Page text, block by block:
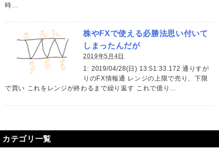
時…
株やFXで使える必勝法思い付いて
しまったんだが
2019年5月4日
1: 2019/04/28(日) 13:51:33.172 通りすが
りのFX情報通 レンジの上限で売り、下限
で買い これをレンジが終わるまで繰り返す これで億り…
カテゴリ一覧